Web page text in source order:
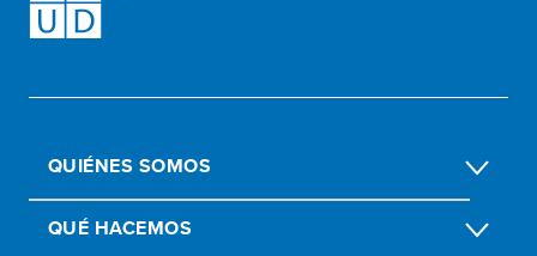
QUIÉNES SOMOS
QUÉ HACEMOS